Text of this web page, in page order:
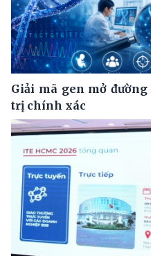
Giải mã gen mở
trị chính xác